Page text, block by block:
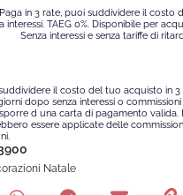
in 3 rate, puoi suddividere il costo
interessi. TAEG 0%. Disponibile per
Senza interessi e senza tariffe di
il costo del tuo acquisto in 3
dopo senza interessi o
d una carta di pagamento valida.
essere applicate delle
Natale